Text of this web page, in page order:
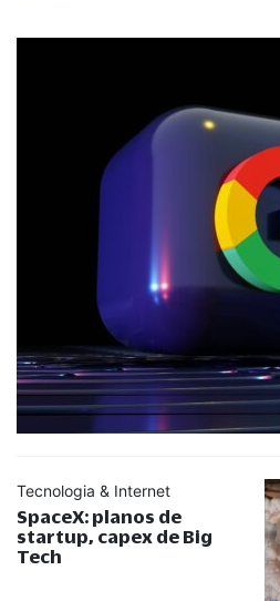
Tecnologia & Internet
SpaceX: planos de
startup, capex de Big
Tech